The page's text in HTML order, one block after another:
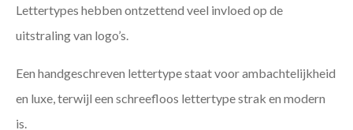
Lettertypes hebben ontzettend veel invloed op de
uitstraling van logo’s.
Een handgeschreven lettertype staat voor ambachtelijkheid
en luxe, terwijl een schreefloos lettertype strak en modern
is.